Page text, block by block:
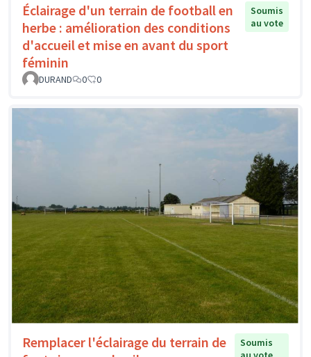
Éclairage d'un terrain de football en
herbe : amélioration des conditions
d'accueil et mise en avant du sport
féminin
Soumis
au vote
DURAND 0 0
Remplacer l'éclairage du terrain de
Soumis